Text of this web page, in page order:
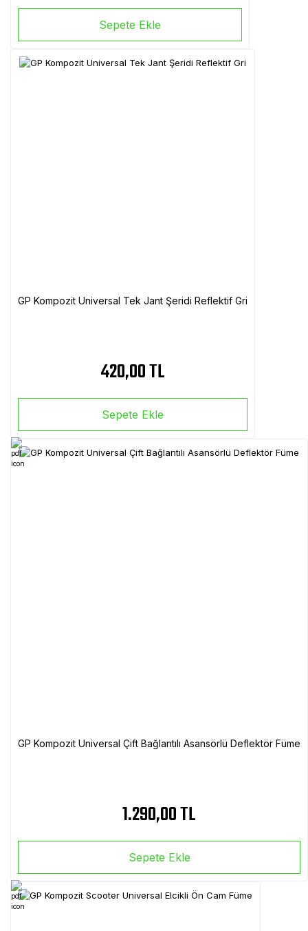
Sepete Ekle
GP Kompozit Universal Tek Jant Şeridi Reflektif Gri
420,00 TL
Sepete Ekle
GP Kompozit Universal Çift Bağlantılı Asansörlü Deflektör Füme
1.290,00 TL
Sepete Ekle